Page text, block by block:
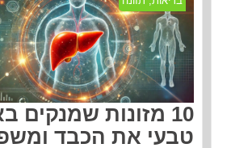
10 מזונות שמנקים
טבעי את הכבד